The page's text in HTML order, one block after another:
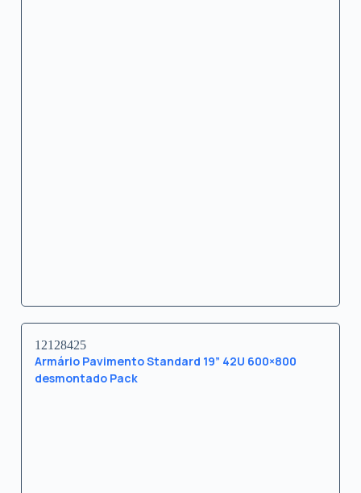
12128425
Armário Pavimento Standard 19” 42U 600×800
desmontado Pack